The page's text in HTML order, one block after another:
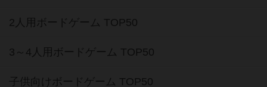
2人用ボードゲーム TOP50
3～4人用ボードゲーム TOP50
子供向けボードゲーム TOP50